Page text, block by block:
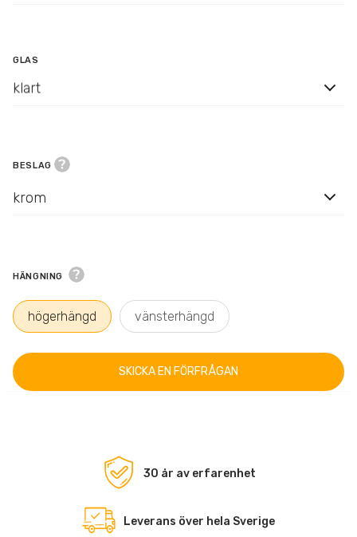
GLAS
klart
BESLAG
krom
HÄNGNING
högerhängd vänsterhängd
SKICKA EN FÖRFRÅGAN
30 år av erfarenhet
Leverans över hela Sverige